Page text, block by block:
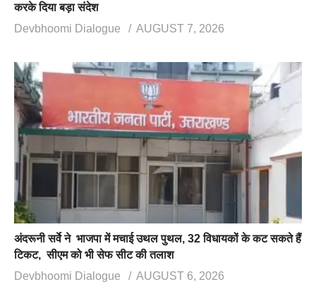
करके दिया बड़ा संदेश
Devbhoomi Dialogue
AUGUST 7, 2026
अंदरूनी सर्वे ने भाजपा में मचाई उथल पुथल, 32 विधायकों के कट सकते हैं
टिकट, सीएम को भी सेफ सीट की तलाश
Devbhoomi Dialogue
AUGUST 6, 2026